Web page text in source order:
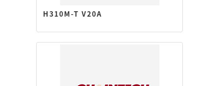
H310M-T V20A